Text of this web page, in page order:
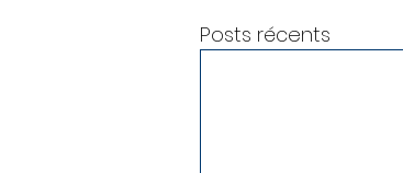
Posts récents